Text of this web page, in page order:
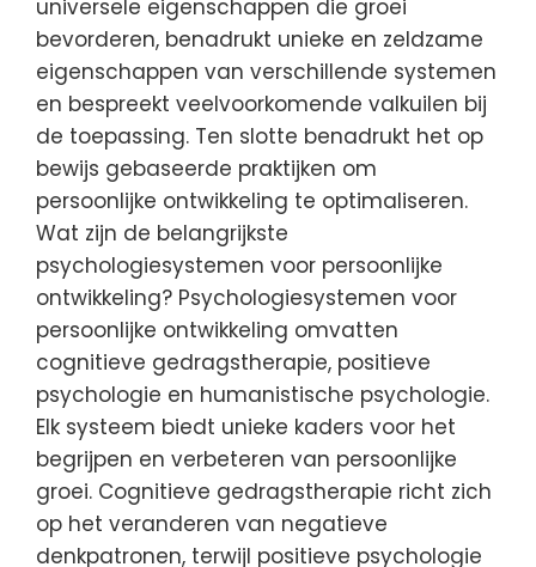
universele eigenschappen die groei
bevorderen, benadrukt unieke en zeldzame
eigenschappen van verschillende systemen
en bespreekt veelvoorkomende valkuilen bij
de toepassing. Ten slotte benadrukt het op
bewijs gebaseerde praktijken om
persoonlijke ontwikkeling te optimaliseren.
Wat zijn de belangrijkste
psychologiesystemen voor persoonlijke
ontwikkeling? Psychologiesystemen voor
persoonlijke ontwikkeling omvatten
cognitieve gedragstherapie, positieve
psychologie en humanistische psychologie.
Elk systeem biedt unieke kaders voor het
begrijpen en verbeteren van persoonlijke
groei. Cognitieve gedragstherapie richt zich
op het veranderen van negatieve
denkpatronen, terwijl positieve psychologie